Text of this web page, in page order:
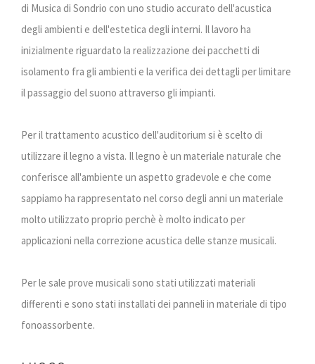
di Musica di Sondrio con uno studio accurato dell'acustica
degli ambienti e dell'estetica degli interni. Il lavoro ha
inizialmente riguardato la realizzazione dei pacchetti di
isolamento fra gli ambienti e la verifica dei dettagli per limitare
il passaggio del suono attraverso gli impianti.
Per il trattamento acustico dell'auditorium si è scelto di
utilizzare il legno a vista. Il legno è un materiale naturale che
conferisce all'ambiente un aspetto gradevole e che come
sappiamo ha rappresentato nel corso degli anni un materiale
molto utilizzato proprio perchè è molto indicato per
applicazioni nella correzione acustica delle stanze musicali.
Per le sale prove musicali sono stati utilizzati materiali
differenti e sono stati installati dei panneli in materiale di tipo
fonoassorbente.